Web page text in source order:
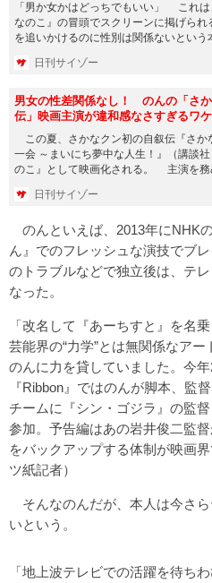
「男か女かはどっちでもいい」 これは
なのこ』の冒頭でスクリーンに掲げられ
を追いかけるのに性別は関係ないという
日刊サイゾー
男女の性差関係なし！ のんの「さ
伝」映画主演が違和感なさすぎるワケ
この夏、さかなクン初の自叙伝『さか
一会 ～まいにち夢中な人生！』（講談
のこ』として映画化される。 主演を務
日刊サイゾー
のんといえば、2013年にNHK
ん』でのフレッシュな演技でブ
のトラブルなどで独立後は、テ
なった。
「改名して『あーちすと』を名
芸能界の“力学”とは無関係なア
のんに力を貸していました。今
『Ribbon』ではのんが脚本、監
チームに『シン・ゴジラ』の監
参加。予告編はあの岩井俊二監
をバックアップする体制が映画
ツ紙記者）
そんなのんだが、本人は今さ
いという。
「地上波テレビでの活躍を待ち